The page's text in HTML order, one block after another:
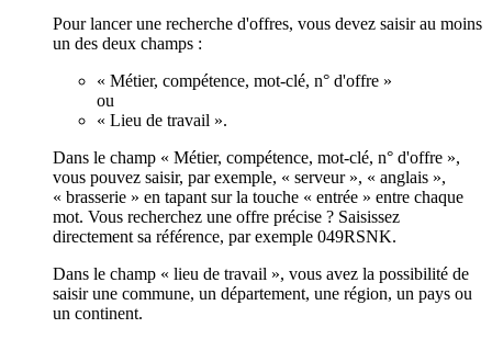
Pour lancer une recherche d'offres, vous devez saisir au moins
un des deux champs :
« Métier, compétence, mot-clé, n° d'offre »
ou
« Lieu de travail ».
Dans le champ « Métier, compétence, mot-clé, n° d'offre »,
vous pouvez saisir, par exemple, « serveur », « anglais »,
« brasserie » en tapant sur la touche « entrée » entre chaque
mot. Vous recherchez une offre précise ? Saisissez
directement sa référence, par exemple 049RSNK.
Dans le champ « lieu de travail », vous avez la possibilité de
saisir une commune, un département, une région, un pays ou
un continent.